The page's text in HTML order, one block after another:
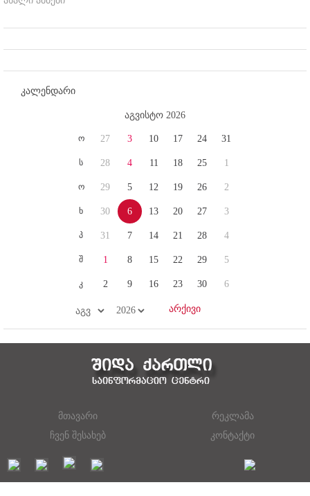
კალენდარი
აგვისტო 2026
ო
ს
ო
ხ
პ
შ
კ
27
28
29
30
31
1
2
3
4
5
6
7
8
9
10
11
12
13
14
15
16
17
18
19
20
21
22
23
24
25
26
27
28
29
30
31
1
2
3
4
5
6
მთავარი
რეკლამა
ჩვენ შესახებ
კონტაქტი